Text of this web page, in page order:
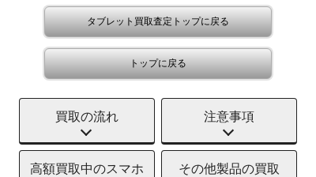
タブレット買取査定トップに戻る
トップに戻る
買取の流れ 注意事項
高額買取中のスマホ その他製品の買取